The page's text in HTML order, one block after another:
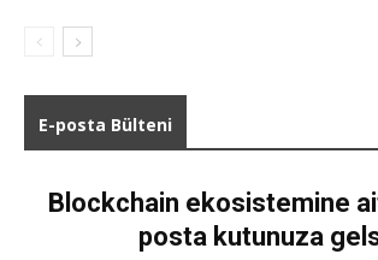
E-posta Bülteni
Blockchain ekosistemine
posta kutunuza